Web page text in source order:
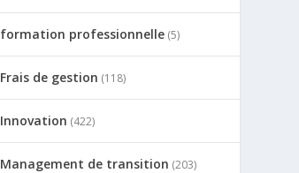
formation professionnelle (5)
Frais de gestion (118)
Innovation (422)
Management de transition (203)